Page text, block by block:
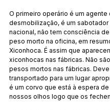
O primeiro operário é um agente
desmobilização, é um sabotador
nacional, não tem consciência
peso morto na oficina, em
Xiconhoca. É assim que
xiconhocas nas fábricas. Não
pesos mortos nas fábricas.
transportado para um lugar
é um corvo que está à espera de
nossos olhos logo que os